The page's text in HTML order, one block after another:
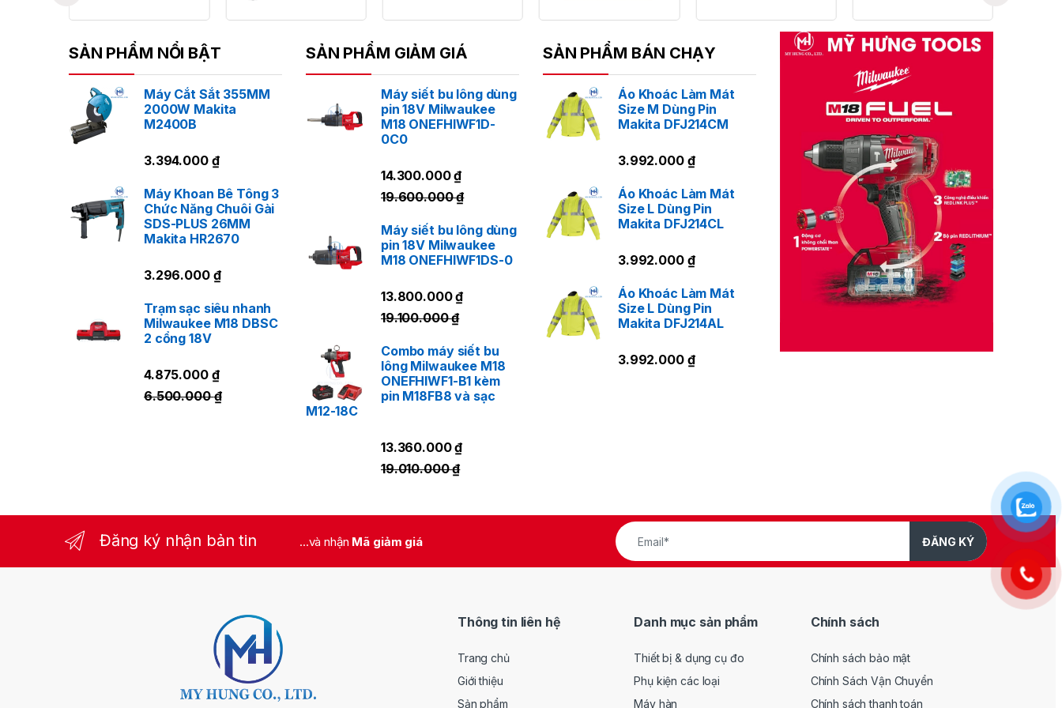
SẢN PHẨM NỔI BẬT
Máy Cắt Sắt 355MM
2000W Makita
M2400B
3.394.000 ₫
Máy Khoan Bê Tông 3
Chức Năng Chuôi Gài
SDS-PLUS 26MM
Makita HR2670
3.296.000 ₫
Trạm sạc siêu nhanh
Milwaukee M18 DBSC
2 cổng 18V
4.875.000 ₫
6.500.000₫
SẢN PHẨM GIẢM GIÁ
Máy siết bu lông dùng
pin 18V Milwaukee
M18 ONEFHIWF1D-
0C0
14.300.000₫
19.600.000₫
Máy siết bu lông dùng
pin 18V Milwaukee
M18 ONEFHIWF1DS-0
13.800.000₫
19.100.000₫
Combo máy siết bu
lông Milwaukee M18
ONEFHIWF1-B1 kèm
pin M18FB8 và sạc
M12-18C
13.360.000₫
19.010.000₫
SẢN PHẨM BÁN CHẠY
Áo Khoác Làm Mát
Size M Dùng Pin
Makita DFJ214CM
3.992.000 ₫
Áo Khoác Làm Mát
Size L Dùng Pin
Makita DFJ214CL
3.992.000 ₫
Áo Khoác Làm Mát
Size L Dùng Pin
Makita DFJ214AL
3.992.000 ₫
Đăng ký nhận bản tin ...và nhận Mã giảm giá ĐĂNG KÝ
Thông tin liên hệ
Trang chủ
Giới thiệu
Sản phẩm
Danh mục sản phẩm
Thiết bị & dụng cụ đo
Phụ kiện các loại
Máy hàn
Chính sách
Chính sách bảo mật
Chính Sách Vận Chuyển
Chính sách thanh toán